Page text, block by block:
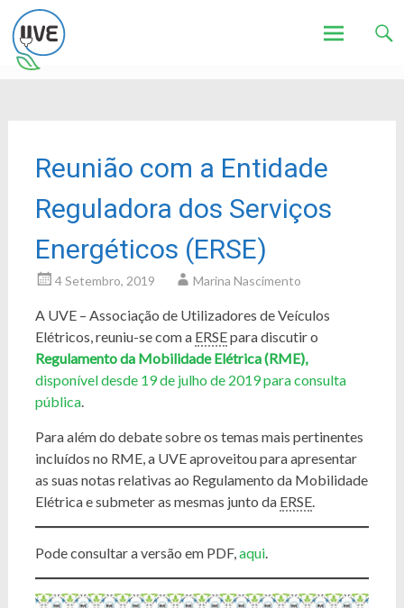
Reunião com a Entidade
Reguladora dos Serviços
Energéticos (ERSE)
4 Setembro, 2019 Marina Nascimento
A UVE – Associação de Utilizadores de Veículos
Elétricos, reuniu-se com a ERSEpara discutir o
Regulamento da Mobilidade Elétrica (RME),
disponível desde 19 de julho de 2019 para consulta
pública.
Para além do debate sobre os temas mais pertinentes
incluídos no RME, a UVE aproveitou para apresentar
as suas notas relativas ao Regulamento da Mobilidade
Elétrica e submeter as mesmas junto da ERSE.
Pode consultar a versão em PDF,aqui.